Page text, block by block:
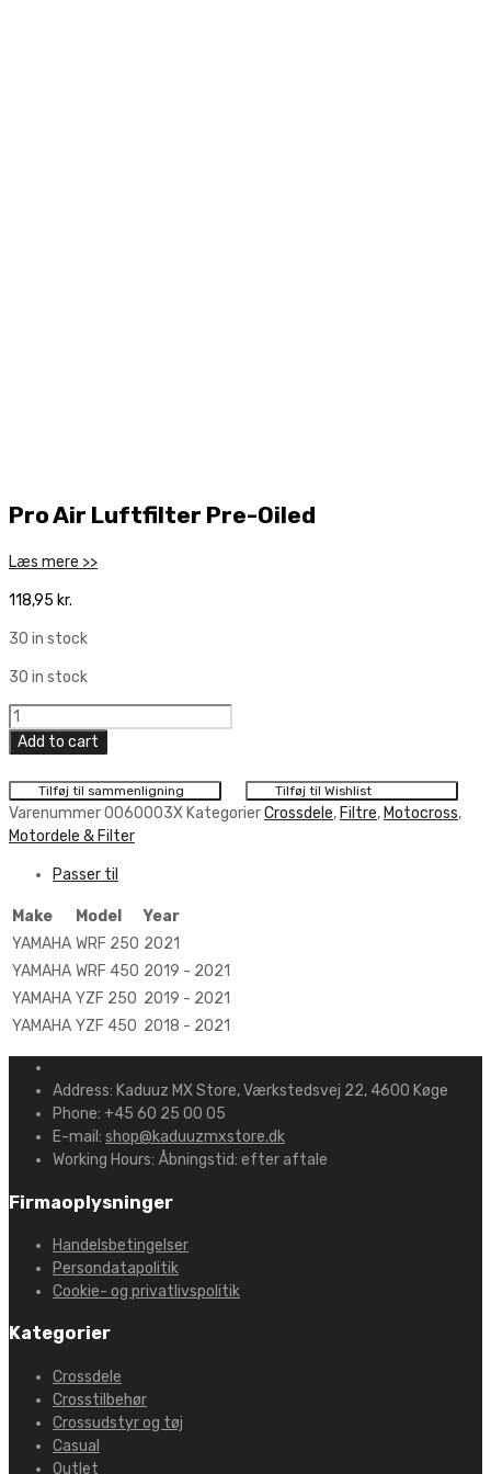
Pro Air Luftfilter Pre-Oiled
Læs mere >>
118,95 kr.
30 in stock
30 in stock
Pro
Air
Luftfilter
Pre-
Oiled
quantity
Add to cart
Tilføj til sammenligning Tilføj til Wishlist
Varenummer0060003X KategorierCrossdele, Filtre, Motocross,
Motordele & Filter
Passer til
Make Model
Year
YAMAHA WRF 250 2021
YAMAHA WRF 450 2019 - 2021
YAMAHA YZF 250 2019 - 2021
YAMAHA YZF 450 2018 - 2021
Address: Kaduuz MX Store, Værkstedsvej 22, 4600 Køge
Phone: +45 60 25 00 05
E-mail: shop@kaduuzmxstore.dk
Working Hours: Åbningstid: efter aftale
Firmaoplysninger
Handelsbetingelser
Persondatapolitik
Cookie- og privatlivspolitik
Kategorier
Crossdele
Crosstilbehør
Crossudstyr og tøj
Casual
Outlet